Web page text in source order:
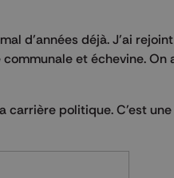
d’années déjà. J’ai
et échevine. On
carrière politique. C'est